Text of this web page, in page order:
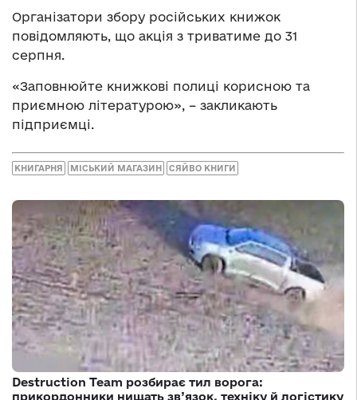
Організатори збору російських книжок
повідомляють, що акція з триватиме до 31
серпня.
«Заповнюйте книжкові полиці корисною та
приємною літературою», – закликають
підприємці.
КНИГАРНЯ МІСЬКИЙ МАГАЗИН СЯЙВО КНИГИ
Destruction Team розбирає тил ворога:
прикордонники нищать зв’язок, техніку й логістику